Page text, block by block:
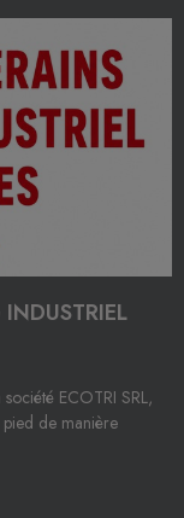
ECOTRI SRL,
pied de manière